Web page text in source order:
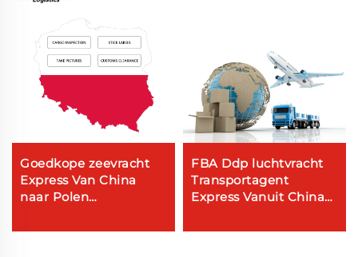
Goedkope zeevracht
Express Van China
naar Polen
Freight Forwarder
FBA Ddp luchtvracht
Transportagent
Express Vanuit China